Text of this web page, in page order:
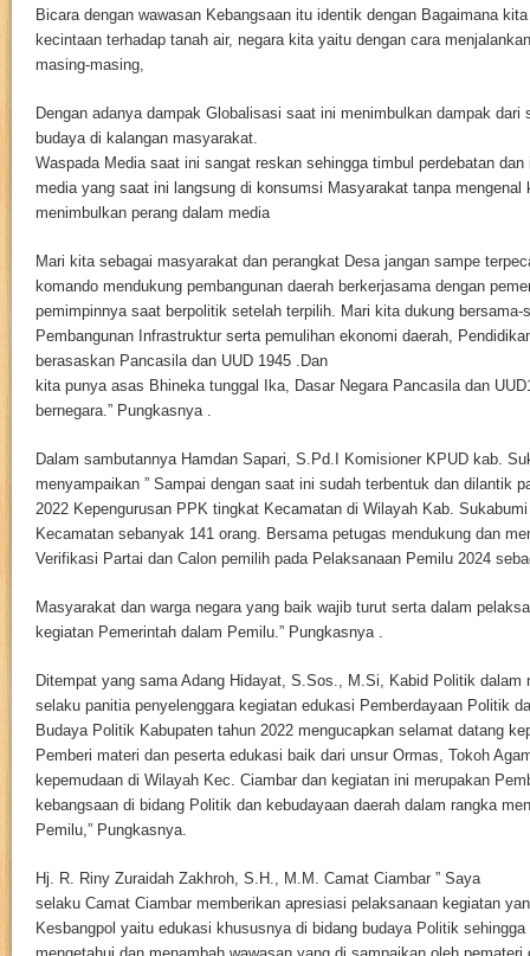
Bicara dengan wawasan Kebangsaan itu identik dengan Bagaimana
kecintaan terhadap tanah air, negara kita yaitu dengan cara
masing-masing,
Dengan adanya dampak Globalisasi saat ini menimbulkan dampak dari
budaya di kalangan masyarakat.
Waspada Media saat ini sangat reskan sehingga timbul perdebatan
media yang saat ini langsung di konsumsi Masyarakat tanpa mengenal
menimbulkan perang dalam media
Mari kita sebagai masyarakat dan perangkat Desa jangan sampe
komando mendukung pembangunan daerah berkerjasama dengan
pemimpinnya saat berpolitik setelah terpilih. Mari kita dukung bersama-
Pembangunan Infrastruktur serta pemulihan ekonomi daerah,
berasaskan Pancasila dan UUD 1945 .Dan
kita punya asas Bhineka tunggal Ika, Dasar Negara Pancasila dan
bernegara.” Pungkasnya .
Dalam sambutannya Hamdan Sapari, S.Pd.I Komisioner KPUD kab.
menyampaikan ” Sampai dengan saat ini sudah terbentuk dan dilantik
2022 Kepengurusan PPK tingkat Kecamatan di Wilayah Kab.
Kecamatan sebanyak 141 orang. Bersama petugas mendukung dan
Verifikasi Partai dan Calon pemilih pada Pelaksanaan Pemilu 2024
Masyarakat dan warga negara yang baik wajib turut serta dalam
kegiatan Pemerintah dalam Pemilu.” Pungkasnya .
Ditempat yang sama Adang Hidayat, S.Sos., M.Si, Kabid Politik dalam
selaku panitia penyelenggara kegiatan edukasi Pemberdayaan Politik
Budaya Politik Kabupaten tahun 2022 mengucapkan selamat datang
Pemberi materi dan peserta edukasi baik dari unsur Ormas, Tokoh
kepemudaan di Wilayah Kec. Ciambar dan kegiatan ini merupakan
kebangsaan di bidang Politik dan kebudayaan daerah dalam rangka
Pemilu,” Pungkasnya.
Hj. R. Riny Zuraidah Zakhroh, S.H., M.M. Camat Ciambar ” Saya
selaku Camat Ciambar memberikan apresiasi pelaksanaan kegiatan
Kesbangpol yaitu edukasi khususnya di bidang budaya Politik